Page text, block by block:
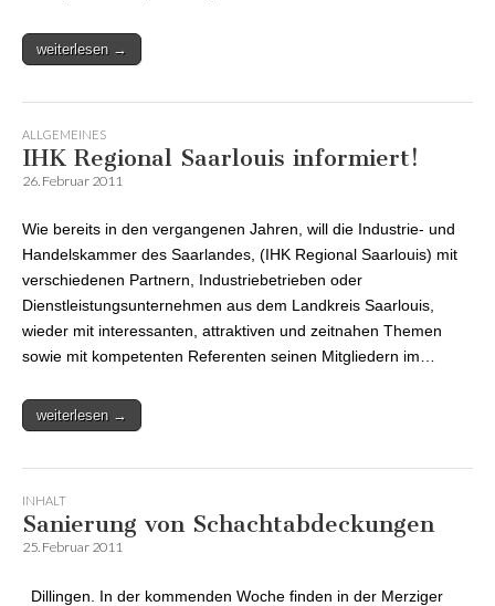
weiterlesen →
ALLGEMEINES
IHK Regional Saarlouis informiert!
26. Februar 2011
Wie bereits in den vergangenen Jahren, will die Industrie- und
Handelskammer des Saarlandes, (IHK Regional Saarlouis) mit
verschiedenen Partnern, Industriebetrieben oder
Dienstleistungsunternehmen aus dem Landkreis Saarlouis,
wieder mit interessanten, attraktiven und zeitnahen Themen
sowie mit kompetenten Referenten seinen Mitgliedern im…
weiterlesen →
INHALT
Sanierung von Schachtabdeckungen
25. Februar 2011
Dillingen. In der kommenden Woche finden in der Merziger